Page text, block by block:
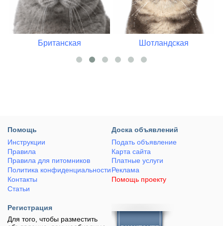
Шотландская Мейн-кун
Помощь
Инструкции
Правила
Правила для питомников
Политика конфиденциальности
Контакты
Статьи
Доска объявлений
Подать объявление
Карта сайта
Платные услуги
Реклама
Помощь проекту
Регистрация
Для того, чтобы разместить